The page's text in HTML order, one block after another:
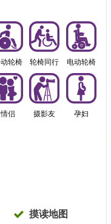
轮椅 轮椅同行 电动轮椅
情侣 摄影友 孕妇
摸读地图